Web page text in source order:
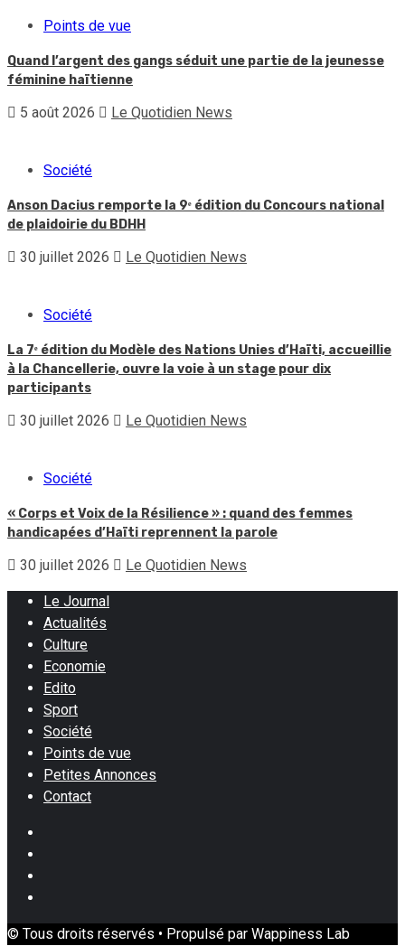
Points de vue
Quand l’argent des gangs séduit une partie de la jeunesse
féminine haïtienne
5 août 2026 Le Quotidien News
Société
Anson Dacius remporte la 9ᵉ édition du Concours national
de plaidoirie du BDHH
30 juillet 2026 Le Quotidien News
Société
La 7ᵉ édition du Modèle des Nations Unies d’Haïti, accueillie
à la Chancellerie, ouvre la voie à un stage pour dix
participants
30 juillet 2026 Le Quotidien News
Société
« Corps et Voix de la Résilience » : quand des femmes
handicapées d’Haïti reprennent la parole
30 juillet 2026 Le Quotidien News
Le Journal
Actualités
Culture
Economie
Edito
Sport
Société
Points de vue
Petites Annonces
Contact
© Tous droits réservés • Propulsé par Wappiness Lab